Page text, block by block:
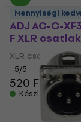
ADJ AC-C-
F XLR
XLR csatlakozó
5/5
520 Ft
Készleten
Mennyiségi